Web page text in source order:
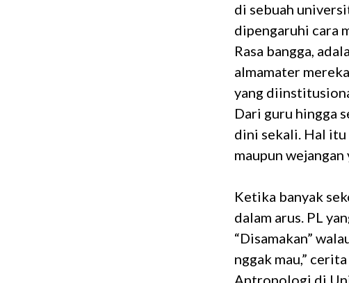
di sebuah
dipengaruhi cara
Rasa bangga,
almamater
yang
Dari guru hingga
dini sekali. Hal
maupun
Ketika banyak
dalam arus. PL
“Disamakan”
nggak mau,”